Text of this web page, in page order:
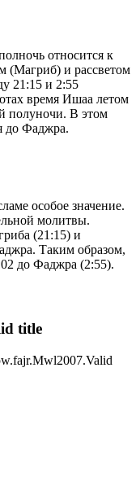
относится к
(Магриб) и рассветом
21:15 и 2:55
время Ишаа летом
полуночи. В этом
до Фаджра.
особое значение.
молитвы.
(21:15) и
Таким образом,
до Фаджра (2:55).
title